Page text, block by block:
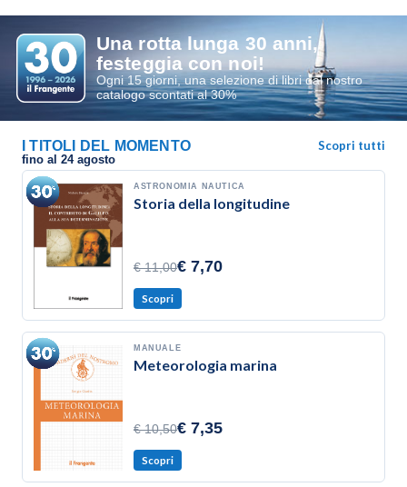
Una rotta lunga 30 anni,
festeggia con noi!
Ogni 15 giorni, una selezione di libri dal nostro
catalogo scontati al 30%
I TITOLI DEL MOMENTO
fino al 24 agosto
Scopri tutti
ASTRONOMIA NAUTICA
Storia della longitudine
€ 11,00€ 7,70
Scopri
MANUALE
Meteorologia marina
€ 10,50€ 7,35
Scopri